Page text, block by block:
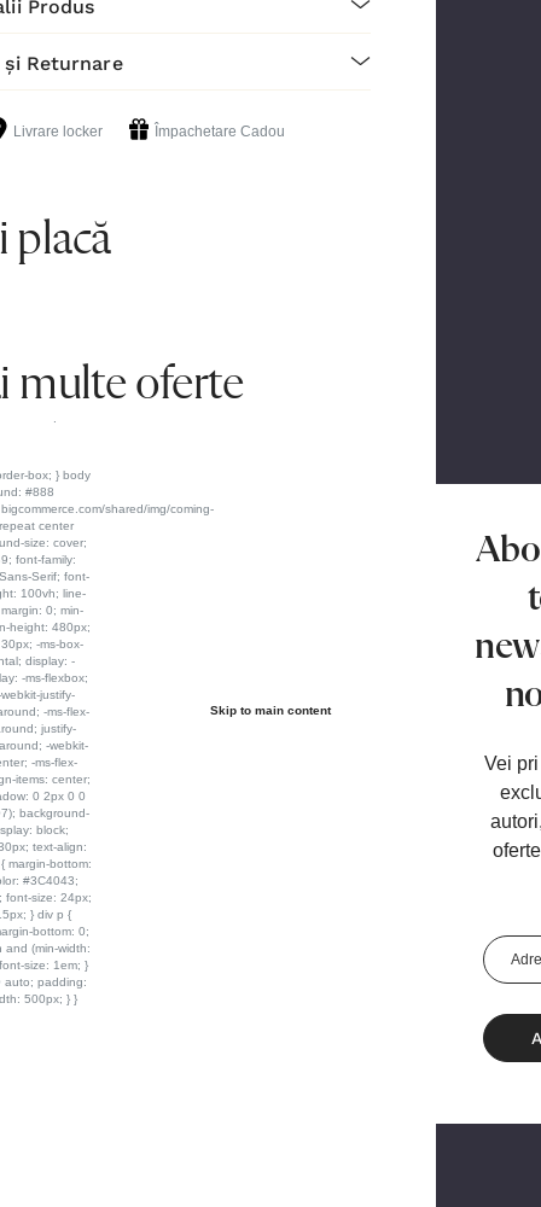
Skip to main content
Produs
Returnare
Livrare locker Împachetare Cadou
placă
multe oferte
.
Vei
Adresa
Email